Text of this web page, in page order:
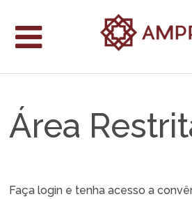
Área
Faça login e tenha acesso a